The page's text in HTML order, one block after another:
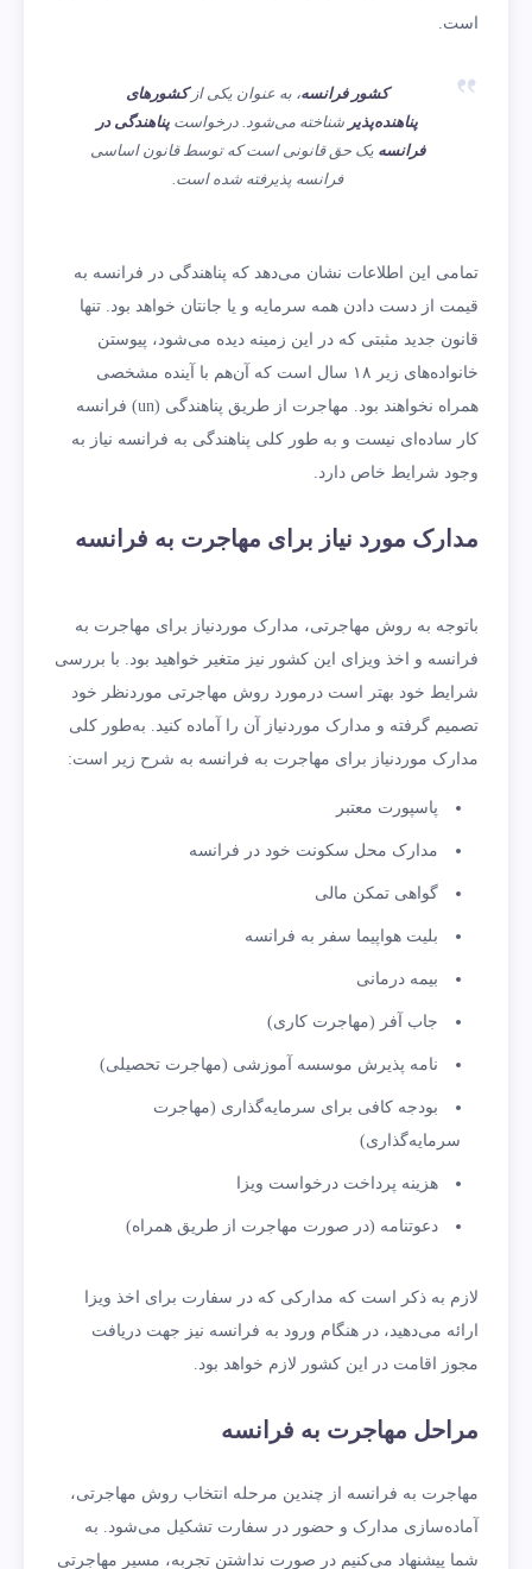
است.
کشور فرانسه، به عنوان یکی ازکشورهای
پناهنده‌پذیر شناخته می‌شود. درخواست پناهندگی در
فرانسه یک حق قانونی است که توسط قانون اساسی
فرانسه پذیرفته شده است.
تمامی این اطلاعات نشان می‌دهد که پناهندگی در فرانسه به
قیمت از دست دادن همه سرمایه و یا جانتان خواهد بود. تنها
قانون جدید مثبتی که در این زمینه دیده می‌شود، پیوستن
خانواده‌های زیر ۱۸ سال است که آن‌هم با آینده مشخصی
همراه نخواهند بود. مهاجرت از طریق پناهندگی (un) فرانسه
کار ساده‌ای نیست و به طور کلی پناهندگی به فرانسه نیاز به
وجود شرایط خاص دارد.
مدارک مورد نیاز برای مهاجرت به فرانسه
باتوجه به روش مهاجرتی، مدارک موردنیاز برای مهاجرت به
فرانسه و اخذ ویزای این کشور نیز متغیر خواهید بود. با بررسی
شرایط خود بهتر است درمورد روش مهاجرتی موردنظر خود
تصمیم گرفته و مدارک موردنیاز آن را آماده کنید. به‌طور کلی
مدارک موردنیاز برای مهاجرت به فرانسه به شرح زیر است:
پاسپورت معتبر
مدارک محل سکونت خود در فرانسه
گواهی تمکن مالی
بلیت هواپیما سفر به فرانسه
بیمه درمانی
جاب آفر (مهاجرت کاری)
نامه پذیرش موسسه آموزشی (مهاجرت تحصیلی)
بودجه کافی برای سرمایه‌گذاری (مهاجرت
سرمایه‌گذاری)
هزینه پرداخت درخواست ویزا
دعوتنامه (در صورت مهاجرت از طریق همراه)
لازم به ذکر است که مدارکی که در سفارت برای اخذ ویزا
ارائه می‌دهید، در هنگام ورود به فرانسه نیز جهت دریافت
مجوز اقامت در این کشور لازم خواهد بود.
مراحل مهاجرت به فرانسه
مهاجرت به فرانسه از چندین مرحله انتخاب روش مهاجرتی،
آماده‌سازی مدارک و حضور در سفارت تشکیل می‌شود. به
شما پیشنهاد می‌کنیم در صورت نداشتن تجربه، مسیر مهاجرتی